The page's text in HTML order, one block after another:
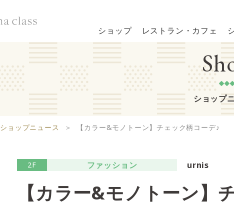
ショップ レストラン・カフェ
ショップ
ショップニュース ＞ 【カラー&モノトーン】チェック柄コーデ♪
2F ファッション urnis
【カラー&モノトーン】